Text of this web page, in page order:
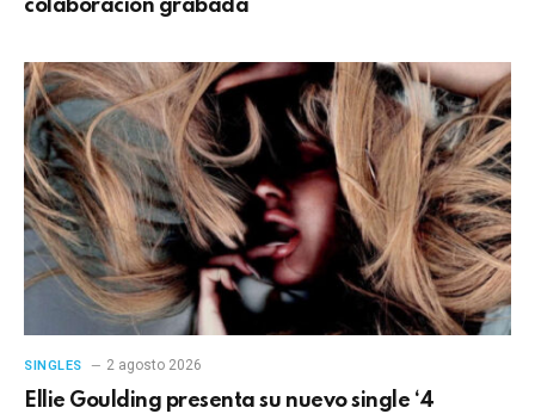
colaboración grabada
SINGLES 2 agosto 2026
Ellie Goulding presenta su nuevo single ‘4